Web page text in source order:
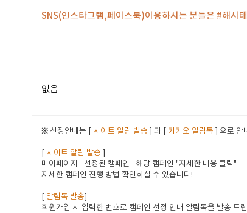
SNS(인스타그램,페이스북)이용하시는 분들은 #해시
없음
※ 선정안내는 [ 사이트 알림 발송 ] 과 [ 카카오 알림톡 ] 으로 안
사이트 알림 발송
마이페이지 - 선정된 캠페인 - 해당 캠페인 "자세한 내용 클릭"
자세한 캠페인 진행 방법 확인하실 수 있습니다!
알림톡 발송
회원가입 시 입력한 번호로 캠페인 선정 안내 알림톡을 발송 드